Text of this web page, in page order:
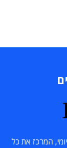
המרכז את כל